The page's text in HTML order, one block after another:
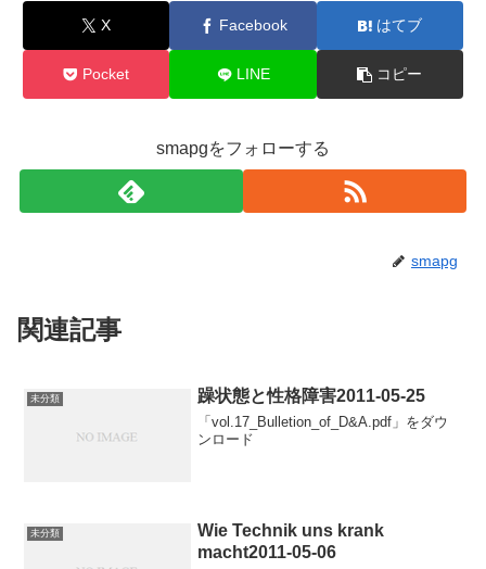
X Facebook はてブ
Pocket LINE コピー
smapgをフォローする
smapg
関連記事
未分類 躁状態と性格障害2011-05-25
「vol.17_Bulletion_of_D&A.pdf」をダウ
ンロード
未分類
Wie Technik uns krank
macht2011-05-06